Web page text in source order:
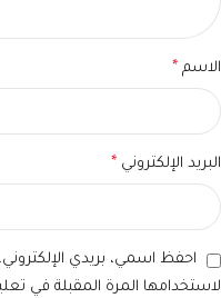
الاسم *
البريد الإلكتروني *
احفظ اسمي، بريدي
لاستخدامها المرة المقبلة في